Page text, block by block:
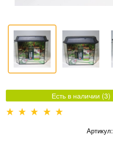
Есть в наличии (3)
Артикул: